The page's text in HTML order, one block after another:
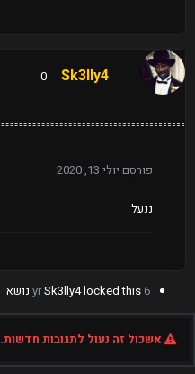
Sk3lly4
0
פורסם יולי 13, 2020
ננעל
6 yr
Sk3lly4locked this נושא
אשכול זה נעול לתגובות חדשות.